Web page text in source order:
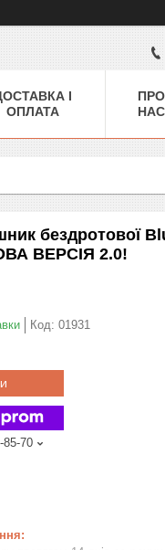
І
ОПЛАТА
ПРО
НАС
бездротової
ВЕРСІЯ 2.0!
Код: 01931
85-70